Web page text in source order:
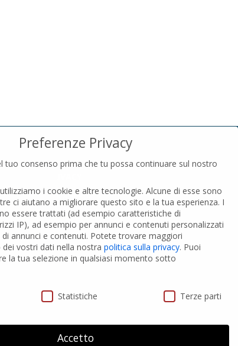
Privacy Policy
Cookies Policy
GDPR Personal data
Modifica impostazione Cookies
Preferenze Privacy
tuo consenso prima che tu possa continuare sul nostro
i cookie e altre tecnologie. Alcune di esse sono
ci aiutano a migliorare questo sito e la tua esperienza. I
essere trattati (ad esempio caratteristiche di
IP), ad esempio per annunci e contenuti personalizzati
annunci e contenuti. Potete trovare maggiori
vostri dati nella nostra politica sulla privacy. Puoi
la tua selezione in qualsiasi momento sotto
Statistiche Terze parti
Accetto